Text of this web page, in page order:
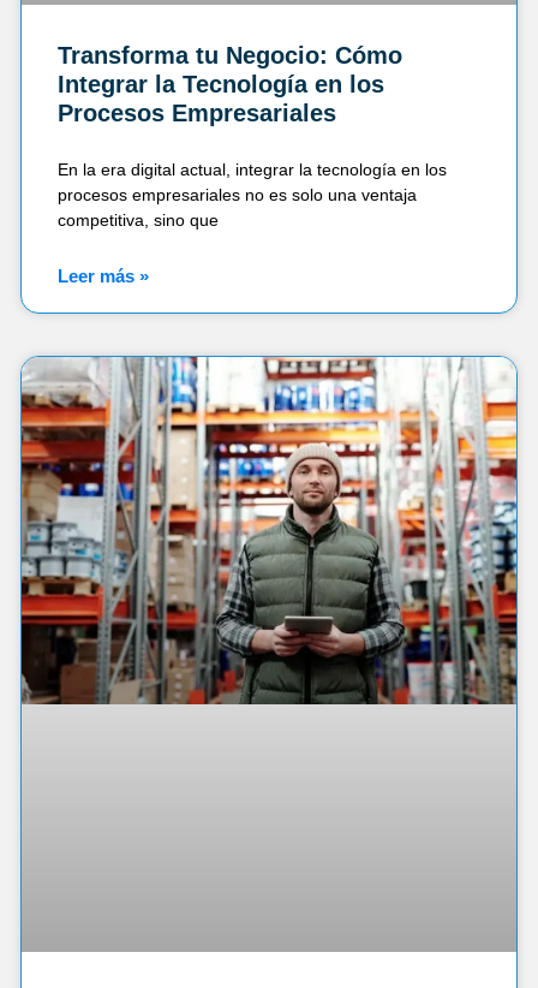
Transforma tu Negocio: Cómo
Integrar la Tecnología en los
Procesos Empresariales
En la era digital actual, integrar la tecnología en los
procesos empresariales no es solo una ventaja
competitiva, sino que
Leer más »